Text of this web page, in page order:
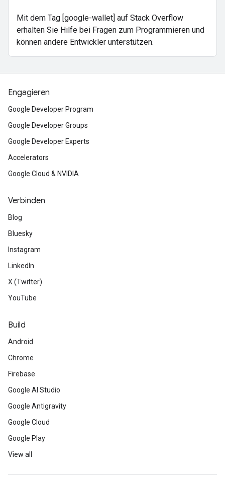
Mit dem Tag [google-wallet] auf Stack Overflow
erhalten Sie Hilfe bei Fragen zum Programmieren und
können andere Entwickler unterstützen.
Engagieren
Google Developer Program
Google Developer Groups
Google Developer Experts
Accelerators
Google Cloud & NVIDIA
Verbinden
Blog
Bluesky
Instagram
LinkedIn
X (Twitter)
YouTube
Build
Android
Chrome
Firebase
Google AI Studio
Google Antigravity
Google Cloud
Google Play
View all